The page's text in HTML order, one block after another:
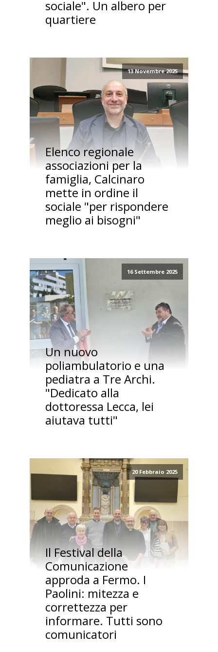
sociale". Un albero per
quartiere
13 Novembre 2025
Elenco regionale
associazioni per la
famiglia, Calcinaro
mette in ordine il
sociale "per rispondere
meglio ai bisogni"
16 Settembre 2025
Un nuovo
poliambulatorio e una
pediatra a Tre Archi.
"Dedicato alla
dottoressa Lecca, lei
aiutava tutti"
20 Febbraio 2025
Il Festival della
Comunicazione
approda a Fermo. I
Paolini: mitezza e
correttezza per
informare. Tutti sono
comunicatori